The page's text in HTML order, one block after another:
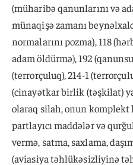
(müharibə qanunlarını və
münaqişə zamanı
normalarını pozma), 118
adam öldürmə), 192
(terrorçuluq), 214-1
(cinayətkar birlik (təşkilat)
olaraq silah, onun komplekt
partlayıcı maddələr və
vermə, satma, saxlama,
(aviasiya təhlükəsizliyinə